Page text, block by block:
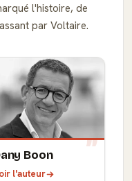
l'histoire, de
par Voltaire.
Boon
l'auteur